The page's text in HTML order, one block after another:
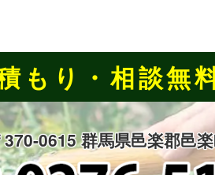
もり・相談無
370-0615 群馬県邑楽郡邑